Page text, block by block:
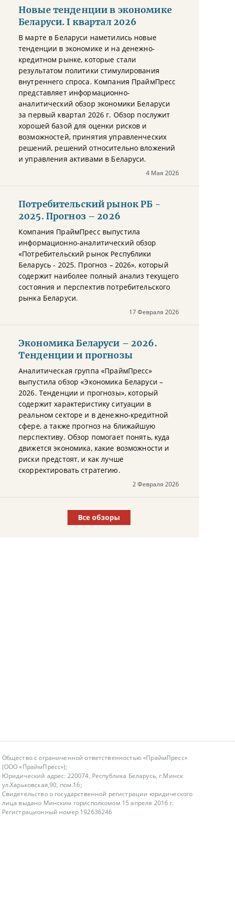
Новые тенденции в экономике
Беларуси. I квартал 2026
В марте в Беларуси наметились новые
тенденции в экономике и на денежно-
кредитном рынке, которые стали
результатом политики стимулирования
внутреннего спроса. Компания ПраймПресс
представляет информационно-
аналитический обзор экономики Беларуси
за первый квартал 2026 г. Обзор послужит
хорошей базой для оценки рисков и
возможностей, принятия управленческих
решений, решений относительно вложений
и управления активами в Беларуси.
4 Мая 2026
Потребительский рынок РБ -
2025. Прогноз – 2026
Компания ПраймПресс выпустила
информационно-аналитический обзор
«Потребительский рынок Республики
Беларусь - 2025. Прогноз – 2026», который
содержит наиболее полный анализ текущего
состояния и перспектив потребительского
рынка Беларуси.
17 Февраля 2026
Экономика Беларуси – 2026.
Тенденции и прогнозы
Аналитическая группа «ПраймПресс»
выпустила обзор «Экономика Беларуси –
2026. Тенденции и прогнозы», который
содержит характеристику ситуации в
реальном секторе и в денежно-кредитной
сфере, а также прогноз на ближайшую
перспективу. Обзор помогает понять, куда
движется экономика, какие возможности и
риски предстоят, и как лучше
скорректировать стратегию.
2 Февраля 2026
Все обзоры
Общество с ограниченной ответственностью «ПраймПресс»
(ООО «ПраймПресс»);
Юридический адрес: 220074, Республика Беларусь, г.Минск
ул.Харьковская,90, пом.16;
Свидетельство о государственной регистрации юридического
лица выдано Минским горисполкомом 15 апреля 2016 г.
Регистрационный номер 192636246